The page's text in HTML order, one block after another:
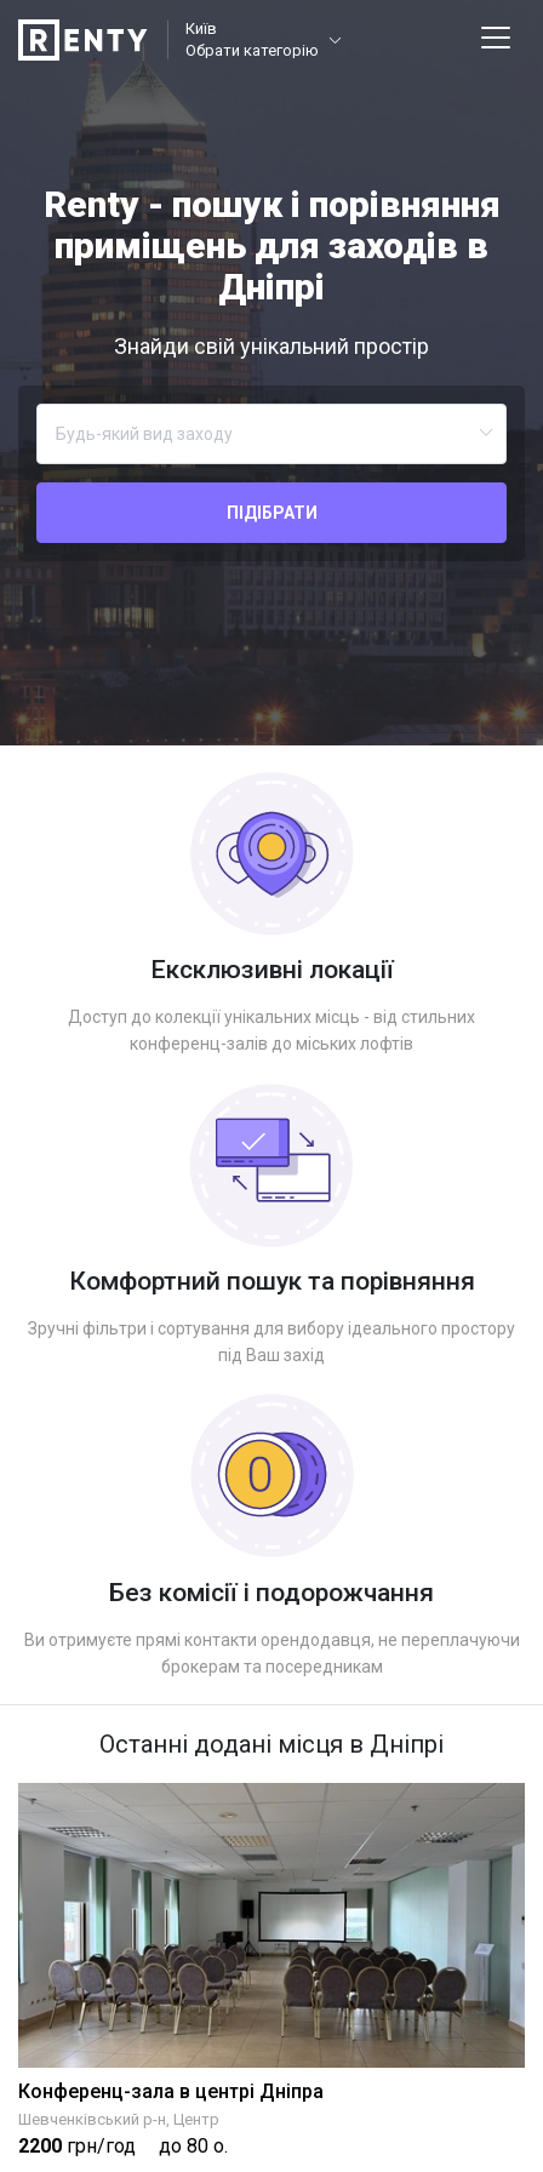
Київ
Обрати категорію
Renty - пошук і порівняння
приміщень для заходів в
Дніпрі
Знайди свій унікальний простір
ПІДІБРАТИ
Ексклюзивні локації
Доступ до колекції унікальних місць - від стильних
конференц-залів до міських лофтів
Комфортний пошук та порівняння
Зручні фільтри і сортування для вибору ідеального простору
під Ваш захід
Без комісії і подорожчання
Ви отримуєте прямі контакти орендодавця, не переплачуючи
брокерам та посередникам
Останні додані місця в Дніпрі
Конференц-зала в центрі Дніпра
Шевченківський р-н, Центр
2200 грн/год до 80 о.